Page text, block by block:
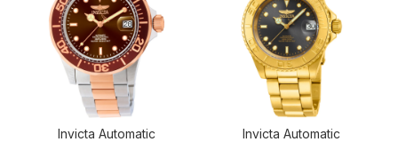
Invicta Automatic
Invicta Automatic